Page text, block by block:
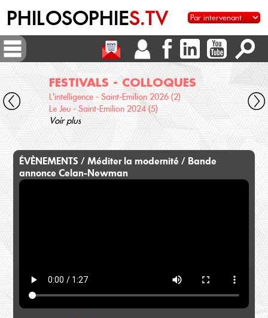
PHILOSOPHIES.TV
FESTIVALS - COLLOQUES
L'intelligence - Saint-Emilion 2026 (2)
Le Jeu - Saint-Emilion 2024 (5)
Voir plus
ÉVÈNEMENTS / Méditer la modernité / Bande
annonce Celan-Newman